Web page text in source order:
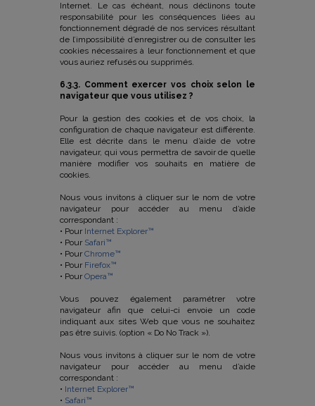
Internet. Le cas échéant, nous déclinons toute
responsabilité pour les conséquences liées au
fonctionnement dégradé de nos services résultant
de l’impossibilité d’enregistrer ou de consulter les
cookies nécessaires à leur fonctionnement et que
vous auriez refusés ou supprimés.
6.3.3. Comment exercer vos choix selon le
navigateur que vous utilisez ?
Pour la gestion des cookies et de vos choix, la
configuration de chaque navigateur est différente.
Elle est décrite dans le menu d’aide de votre
navigateur, qui vous permettra de savoir de quelle
manière modifier vos souhaits en matière de
cookies.
Nous vous invitons à cliquer sur le nom de votre
navigateur pour accéder au menu d’aide
correspondant :
• Pour Internet Explorer™
• Pour Safari™
• Pour Chrome™
• Pour Firefox™
• Pour Opera™
Vous pouvez également paramétrer votre
navigateur afin que celui-ci envoie un code
indiquant aux sites Web que vous ne souhaitez
pas être suivis. (option « Do No Track »).
Nous vous invitons à cliquer sur le nom de votre
navigateur pour accéder au menu d’aide
correspondant :
• Internet Explorer™
• Safari™